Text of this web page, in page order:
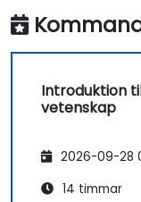
Introduktion
vetenskap
2026-09-28
14 timmar